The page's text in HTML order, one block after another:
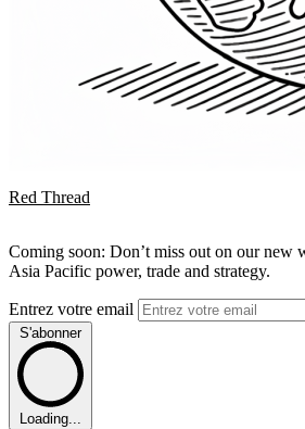
Red Thread
Coming soon: Don’t miss out on our new
Asia Pacific power, trade and strategy.
Entrez votre email
S'abonner
Loading...